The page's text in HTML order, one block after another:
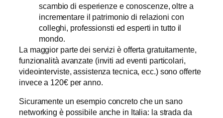
scambio di esperienze e conoscenze, oltre a
incrementare il patrimonio di relazioni con
colleghi, professionsti ed esperti in tutto il
mondo.
La maggior parte dei servizi è offerta gratuitamente,
funzionalità avanzate (inviti ad eventi particolari,
videointerviste, assistenza tecnica, ecc.) sono offerte
invece a 120€ per anno.
Sicuramente un esempio concreto che un sano
networking è possibile anche in Italia: la strada da